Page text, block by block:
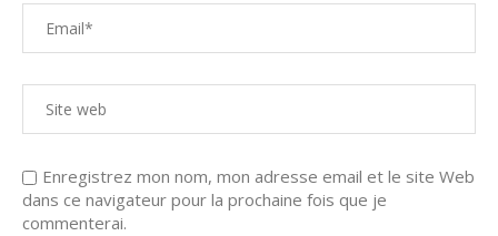
Enregistrez mon nom, mon adresse email et le site Web
dans ce navigateur pour la prochaine fois que je
commenterai.